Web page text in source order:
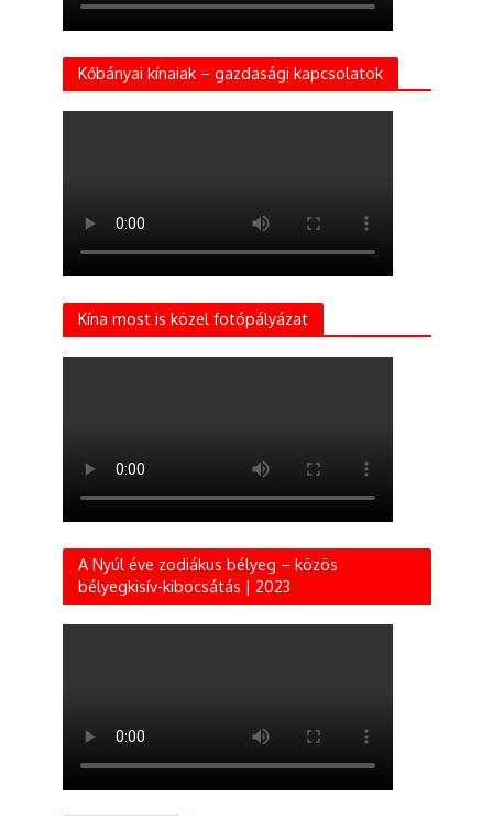
Kőbányai kínaiak – gazdasági kapcsolatok
Kína most is közel fotópályázat
A Nyúl éve zodiákus bélyeg – közös
bélyegkisív-kibocsátás | 2023